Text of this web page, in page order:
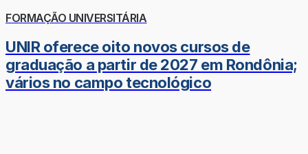
FORMAÇÃO UNIVERSITÁRIA
UNIR oferece oito novos cursos de
graduação a partir de 2027 em Rondônia;
vários no campo tecnológico